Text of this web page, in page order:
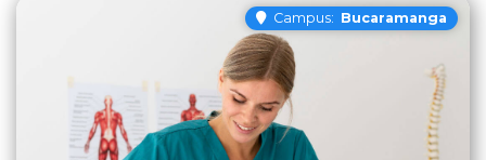
Campus: Bucaramanga